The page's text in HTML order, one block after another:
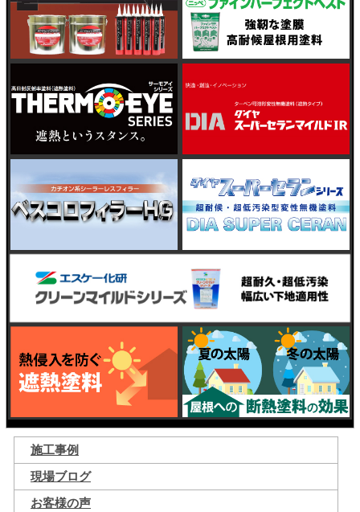
施工事例
現場ブログ
お客様の声